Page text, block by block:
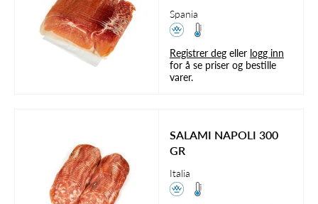
Spania
Registrer deg eller logg inn
for å se priser og bestille
varer.
SALAMI NAPOLI 300
GR
Italia